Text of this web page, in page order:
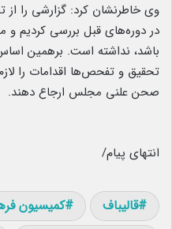
وی خاطرنشان کرد: گزارشی را
در دوره‌های قبل بررسی کردیم و
باشد، نداشته است. برهمین
تحقیق و تفحص‌ها اقدامات را
صحن علنی مجلس ارجاع دهند.
انتهای پیام/
قالیباف
کمیسیون